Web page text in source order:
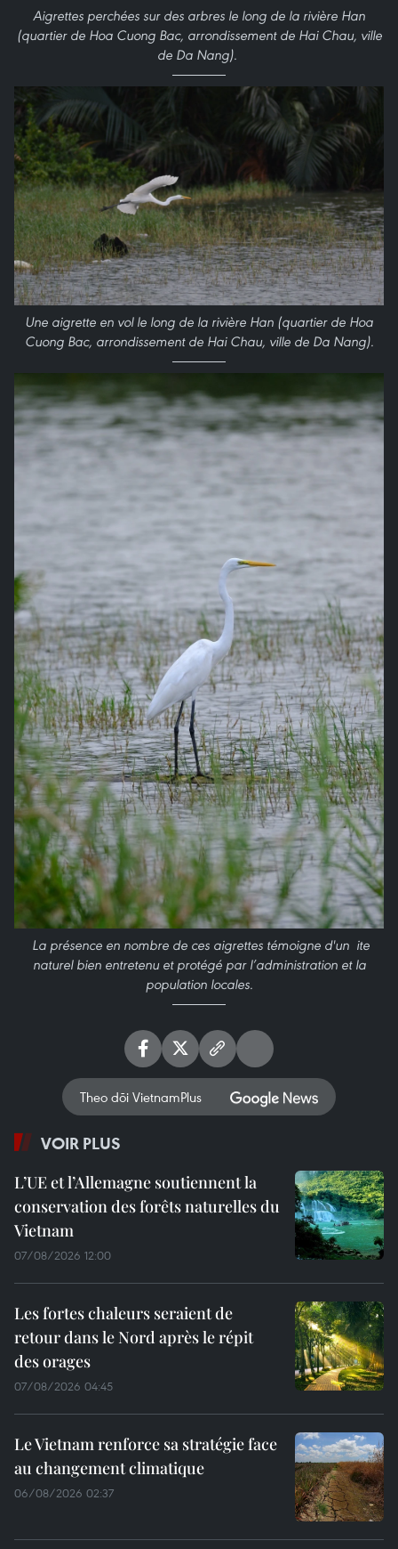
Aigrettes perchées sur des arbres le long de la rivière Han
(quartier de Hoa Cuong Bac, arrondissement de Hai Chau, ville
de Da Nang).
Une aigrette en vol le long de la rivière Han (quartier de Hoa
Cuong Bac, arrondissement de Hai Chau, ville de Da Nang).
La présence en nombre de ces aigrettes témoigne d'un ite
naturel bien entretenu et protégé par l’administration et la
population locales.
Theo dõi VietnamPlus
VOIR PLUS
L’UE et l’Allemagne soutiennent la
conservation des forêts naturelles du
Vietnam
07/08/2026 12:00
Les fortes chaleurs seraient de
retour dans le Nord après le répit
des orages
07/08/2026 04:45
Le Vietnam renforce sa stratégie face
au changement climatique
06/08/2026 02:37